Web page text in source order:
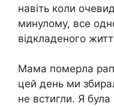
навіть коли
минулому, все
відкладеного
Мама померла
цей день ми
не встигли. Я була